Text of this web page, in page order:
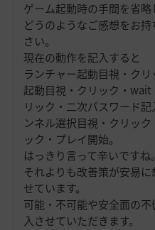
ゲーム起動時の手間を省
どうのようなご感想をお
さい。
現在の動作を記入すると
ランチャー起動目視・ク
起動目視・クリック・
リック・二次パスワード
ンネル選択目視・クリッ
ック・プレイ開始。
はっきり言って辛いですね。
それよりも改善策が安易
せています。
可能・不可能や安全面の
入させていただきます。